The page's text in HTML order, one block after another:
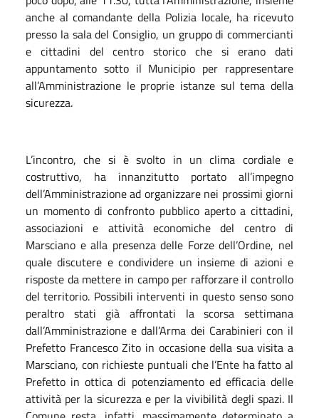
anche al comandante della Polizia locale, ha ricevuto
presso la sala del Consiglio, un gruppo di commercianti
e cittadini del centro storico che si erano dati
appuntamento sotto il Municipio per rappresentare
all’Amministrazione le proprie istanze sul tema della
sicurezza.
L’incontro, che si è svolto in un clima cordiale e
costruttivo, ha innanzitutto portato all’impegno
dell’Amministrazione ad organizzare nei prossimi giorni
un momento di confronto pubblico aperto a cittadini,
associazioni e attività economiche del centro di
Marsciano e alla presenza delle Forze dell’Ordine, nel
quale discutere e condividere un insieme di azioni e
risposte da mettere in campo per rafforzare il controllo
del territorio. Possibili interventi in questo senso sono
peraltro stati già affrontati la scorsa settimana
dall’Amministrazione e dall’Arma dei Carabinieri con il
Prefetto Francesco Zito in occasione della sua visita a
Marsciano, con richieste puntuali che l’Ente ha fatto al
Prefetto in ottica di potenziamento ed efficacia delle
attività per la sicurezza e per la vivibilità degli spazi. Il